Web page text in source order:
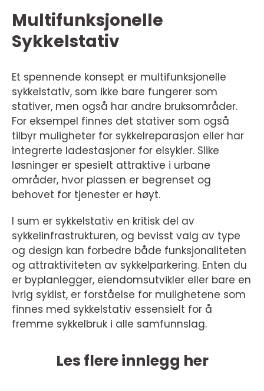
Multifunksjonelle
Sykkelstativ
Et spennende konsept er multifunksjonelle
sykkelstativ, som ikke bare fungerer som
stativer, men også har andre bruksområder.
For eksempel finnes det stativer som også
tilbyr muligheter for sykkelreparasjon eller har
integrerte ladestasjoner for elsykler. Slike
løsninger er spesielt attraktive i urbane
områder, hvor plassen er begrenset og
behovet for tjenester er høyt.
I sum er sykkelstativ en kritisk del av
sykkelinfrastrukturen, og bevisst valg av type
og design kan forbedre både funksjonaliteten
og attraktiviteten av sykkelparkering. Enten du
er byplanlegger, eiendomsutvikler eller bare en
ivrig syklist, er forståelse for mulighetene som
finnes med sykkelstativ essensielt for å
fremme sykkelbruk i alle samfunnslag.
Les flere innlegg her